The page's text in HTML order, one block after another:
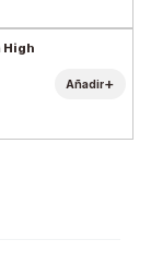
High
Añadir+